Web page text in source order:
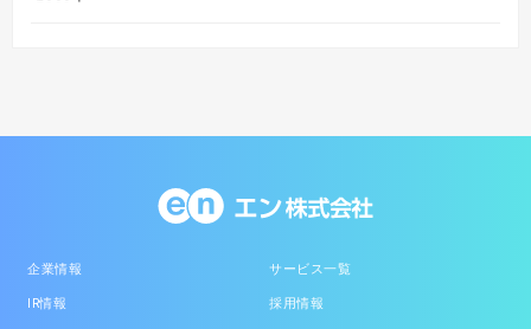
企業情報 サービス一覧
IR情報 採用情報